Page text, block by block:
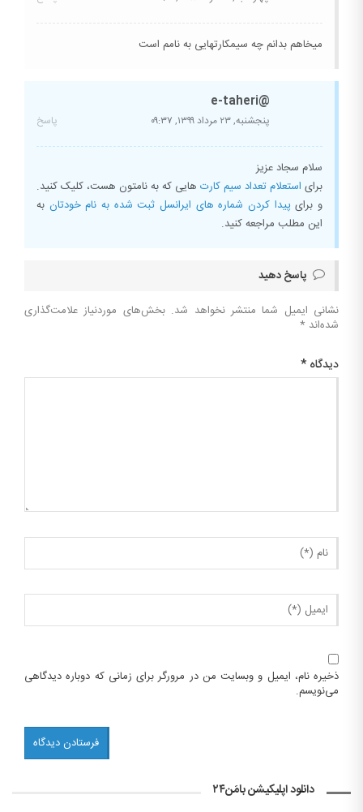
میخاهم بدانم چه سیمکارتهایی به نامم است
@e-taheri
پنجشنبه, ۲۳ مرداد ۱۳۹۹, ۰۹:۳۷ پاسخ
سلام سجاد عزیز
برای استعلام تعداد سیم کارت هایی که به نامتون هست، کلیک کنید.
و برای پیدا کردن شماره های ایرانسل ثبت شده به نام خودتان به
این مطلب مراجعه کنید.
پاسخ دهید
نشانی ایمیل شما منتشر نخواهد شد. بخش‌های موردنیاز علامت‌گذاری
شده‌اند *
دیدگاه *
ذخیره نام، ایمیل و وبسایت من در مرورگر برای زمانی که دوباره دیدگاهی
می‌نویسم.
دانلود اپلیکیشن بامَن۲۴